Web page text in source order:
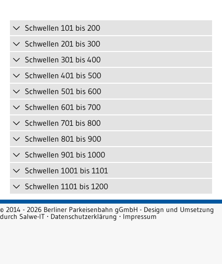
Schwellen 101 bis 200
Schwellen 201 bis 300
Schwellen 301 bis 400
Schwellen 401 bis 500
Schwellen 501 bis 600
Schwellen 601 bis 700
Schwellen 701 bis 800
Schwellen 801 bis 900
Schwellen 901 bis 1000
Schwellen 1001 bis 1101
Schwellen 1101 bis 1200
© 2014 - 2026 Berliner Parkeisenbahn gGmbH - Design und Umsetzung
durch Salwe-IT ⋅ Datenschutzerklärung⋅ Impressum